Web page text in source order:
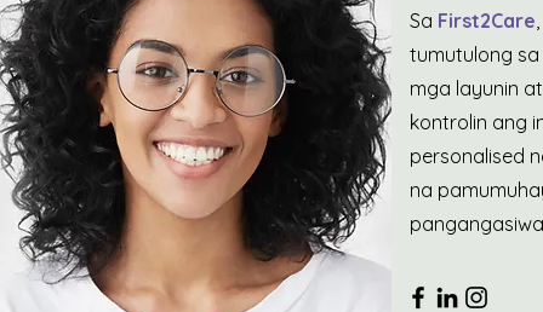
Sa First2Care
tumutulong
mga layunin
kontrolin ang
personalised
na